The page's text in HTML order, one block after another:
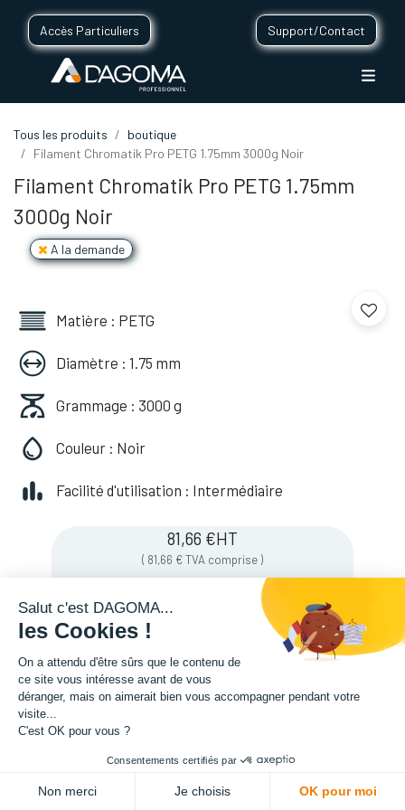
Accès Particuliers Support/Contact
Tous les produits
boutique
Filament Chromatik Pro PETG 1.75mm 3000g Noir
Filament Chromatik Pro PETG 1.75mm
3000g Noir
A la demande
Matière : PETG
Diamètre : 1.75 mm
Grammage : 3000 g
Couleur : Noir
Facilité d'utilisation : Intermédiaire
81,66 €HT
( 81,66 €TVA comprise )
Soyez averti lorsque le produit est de
nouveau en stock
Salut c'est DAGOMA...
les Cookies !
On a attendu d'être sûrs que le contenu de
ce site vous intéresse avant de vous
déranger, mais on aimerait bien vous accompagner pendant votre
visite...
C'est OK pour vous ?
Consentements certifiés par
Non merci Je choisis OK pour moi